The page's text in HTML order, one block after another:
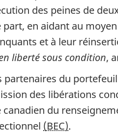
des peines de
en aidant au
et à leur
liberté sous condition,
du
des libérations
canadien du
(BEC).